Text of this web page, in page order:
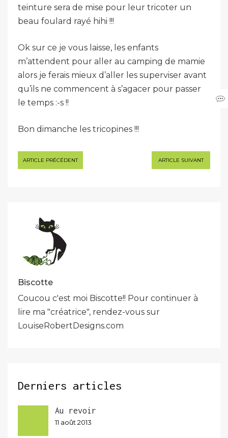
teinture sera de mise pour leur tricoter un
beau foulard rayé hihi !!!
Ok sur ce je vous laisse, les enfants
m’attendent pour aller au camping de mamie
alors je ferais mieux d’aller les superviser avant
qu’ils ne commencent à s’agacer pour passer
le temps :-s !!
Bon dimanche les tricopines !!!
Navigation
de
ARTICLE PRÉCÉDENT ARTICLE SUIVANT
Biscotte
Coucou c'est moi Biscotte!! Pour continuer à
lire ma "créatrice", rendez-vous sur
LouiseRobertDesigns.com
Derniers articles
Au revoir
11 août 2013